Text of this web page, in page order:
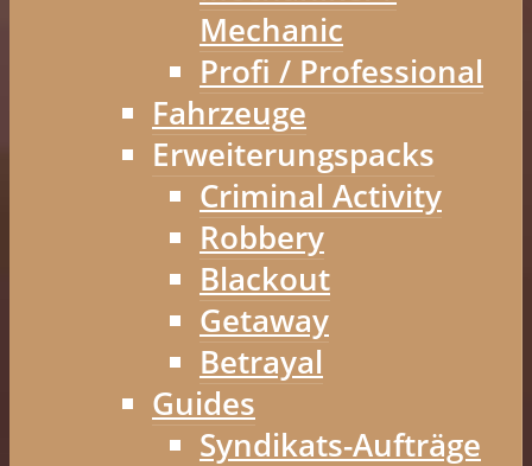
Mechanic
Profi / Professional
Fahrzeuge
Erweiterungspacks
Criminal Activity
Robbery
Blackout
Getaway
Betrayal
Guides
Syndikats-Aufträge